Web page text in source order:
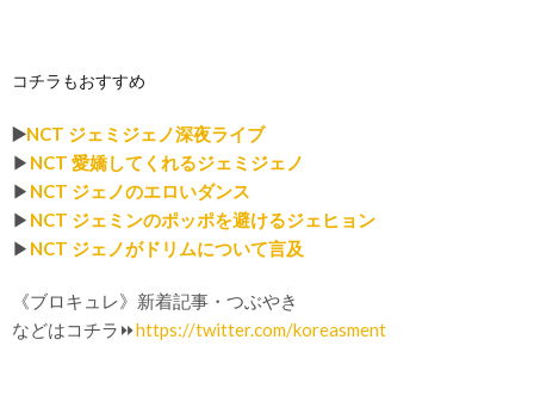
コチラもおすすめ
▶️NCT ジェミジェノ深夜ライブ
▶︎ NCT 愛嬌してくれるジェミジェノ
▶︎ NCT ジェノのエロいダンス
▶︎ NCT ジェミンのポッポを避けるジェヒョン
▶︎ NCT ジェノがドリムについて言及
《ブロキュレ》新着記事・つぶやき
などはコチラ⏩https://twitter.com/koreasment